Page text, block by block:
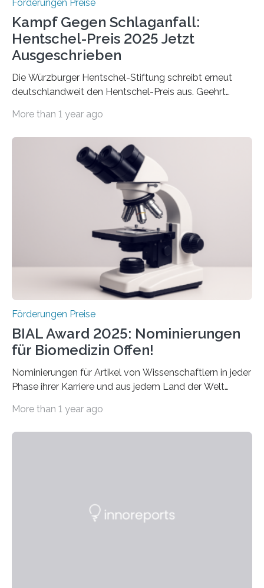
Förderungen Preise
Kampf Gegen Schlaganfall:
Hentschel-Preis 2025 Jetzt
Ausgeschrieben
Die Würzburger Hentschel-Stiftung schreibt erneut
deutschlandweit den Hentschel-Preis aus. Geehrt
hochrangige wissenschaftliche Publikation zum Thema
Schlaganfall“ mit Sitz in Würzburg fördert die
Schlaganfallforschung, um die Behandlung der
Betroffenen zu verbessern. Dazu schreibt sie auch in
diesem Jahr wieder deutschlandweit den Hentschel-
Preis aus. Er richtet sich gezielt an jüngere
Forscherinnen und Forscher unter 40 Jahren. Geehrt
werden soll eine herausragende Doktorarbeit oder eine
hochrangige wissenschaftliche Publikation zum Thema
More than 1 year ago
Förderungen Preise
BIAL Award 2025: Nominierungen
für Biomedizin Offen!
Nominierungen für Artikel von Wissenschaftlern in jeder
Phase ihrer Karriere und aus jedem Land der Welt
Leben gerufen, um die bemerkenswertesten
Foundation, des BIAL Award in Biomedicine ist in
More than 1 year ago